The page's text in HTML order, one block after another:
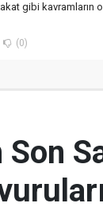
gibi kavramların
(0)